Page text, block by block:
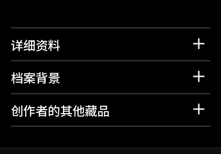
详细资料
档案背景
创作者的其他藏品